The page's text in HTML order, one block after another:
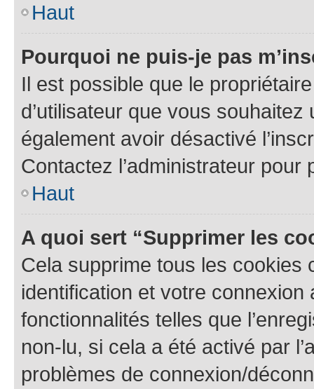
Haut
Pourquoi ne puis-je pas
Il est possible que le
d’utilisateur que vous
également avoir désactivé
Contactez l’administrateur
Haut
A quoi sert “Supprimer les
Cela supprime tous les cookies
identification et votre
fonctionnalités telles que
non-lu, si cela a été activé par
problèmes de connexion/